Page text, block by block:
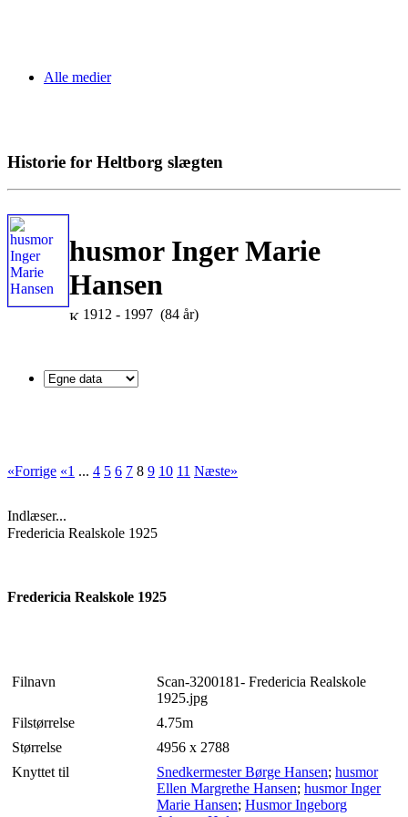
Alle medier
Historie for Heltborg slægten
husmor Inger Marie
Hansen
1912 - 1997 (84 år)
«Forrige «1 ... 4 5 6 7 8 9 10 11 Næste»
Indlæser...
Fredericia Realskole 1925
Fredericia Realskole 1925
Filnavn
Scan-3200181- Fredericia Realskole
1925.jpg
Filstørrelse
4.75m
Størrelse
4956 x 2788
Knyttet til
Snedkermester Børge Hansen; husmor
Ellen Margrethe Hansen; husmor Inger
Marie Hansen; Husmor Ingeborg